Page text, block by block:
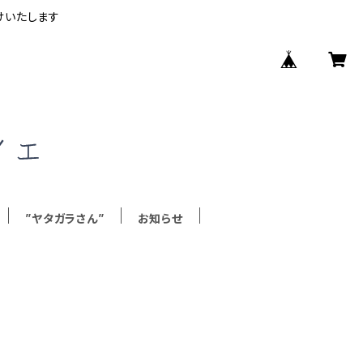
たします
”ヤタガラさん” お知らせ